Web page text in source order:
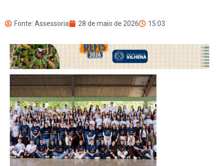
Fonte: Assessoria 28 de maio de 2026 15:03